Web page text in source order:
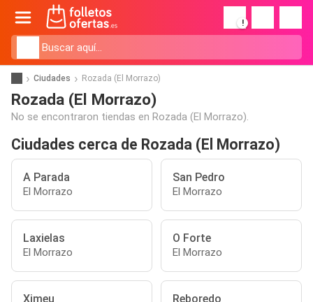
!
Ciudades Rozada (El Morrazo)
Rozada (El Morrazo)
No se encontraron tiendas en Rozada (El Morrazo).
Ciudades cerca de Rozada (El Morrazo)
A Parada
El Morrazo
San Pedro
El Morrazo
Laxielas
El Morrazo
O Forte
El Morrazo
Ximeu Reboredo